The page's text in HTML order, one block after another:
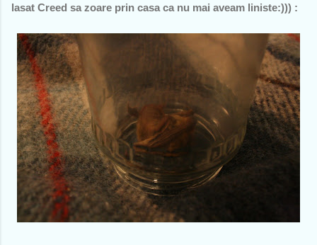
lasat Creed sa zoare prin casa ca nu mai aveam liniste:))) :